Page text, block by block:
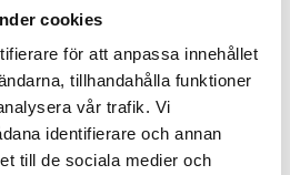
submenu
cookies
för att anpassa innehållet
tillhandahålla funktioner
vår trafik. Vi
identifierare och annan
till de sociala medier och